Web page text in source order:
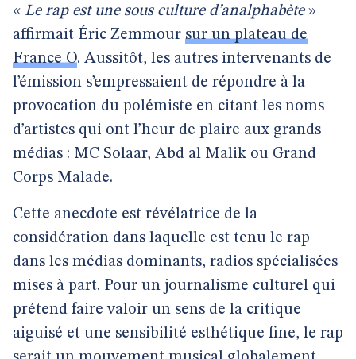
« Le rap est une sous culture d’analphabète»
affirmait Éric Zemmour sur un plateau de
France O. Aussitôt, les autres intervenants de
l’émission s’empressaient de répondre à la
provocation du polémiste en citant les noms
d’artistes qui ont l’heur de plaire aux grands
médias : MC Solaar, Abd al Malik ou Grand
Corps Malade.
Cette anecdote est révélatrice de la
considération dans laquelle est tenu le rap
dans les médias dominants, radios spécialisées
mises à part. Pour un journalisme culturel qui
prétend faire valoir un sens de la critique
aiguisé et une sensibilité esthétique fine, le rap